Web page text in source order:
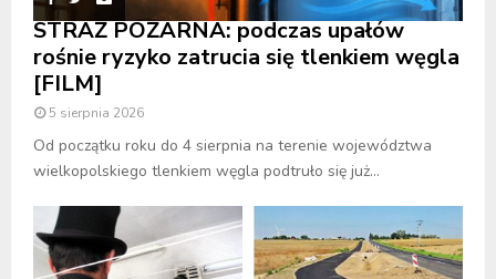
STRAŻ POŻARNA: podczas upałów
rośnie ryzyko zatrucia się tlenkiem węgla
[FILM]
5 sierpnia 2026
Od początku roku do 4 sierpnia na terenie województwa
wielkopolskiego tlenkiem węgla podtruło się już...